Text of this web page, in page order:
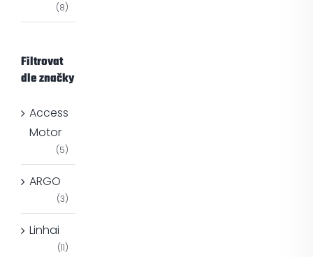
(8)
Filtrovat
dle značky
Access
Motor
(5)
ARGO
(3)
Linhai
(11)